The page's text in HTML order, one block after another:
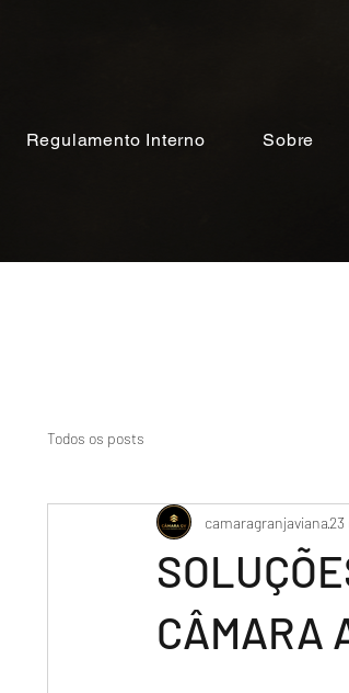
Regulamento Interno Sobre
Todos os posts
CÂMARA
camaragranjaviana23